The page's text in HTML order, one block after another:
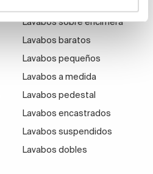
Lavabos sobre encimera
Lavabos baratos
Lavabos pequeños
Lavabos a medida
Lavabos pedestal
Lavabos encastrados
Lavabos suspendidos
Lavabos dobles